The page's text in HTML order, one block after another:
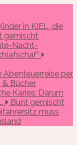
in KIEL, die
gemischt
Nacht-
Abenteuerreise per
& Bücher
Karies: Darum
Bunt gemischt
muss